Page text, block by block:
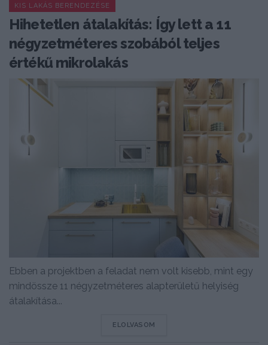
KIS LAKÁS BERENDEZÉSE
Hihetetlen átalakítás: Így lett a 11
négyzetméteres szobából teljes
értékű mikrolakás
Ebben a projektben a feladat nem volt kisebb, mint egy
mindössze 11 négyzetméteres alapterületű helyiség
átalakítása...
ELOLVASOM